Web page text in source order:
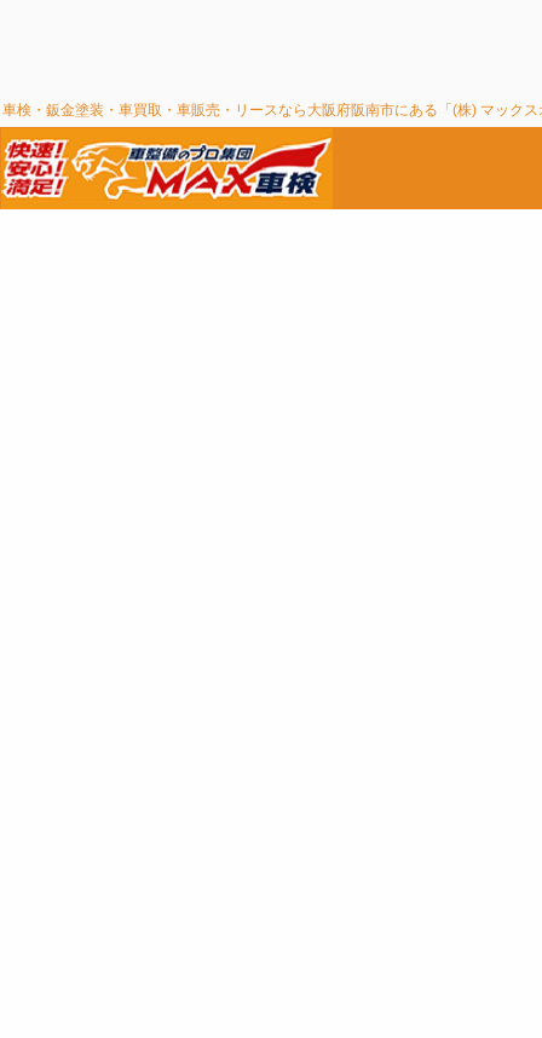
車検・鈑金塗装・車買取・車販売・リースなら大阪府阪南市にある「(株) マック